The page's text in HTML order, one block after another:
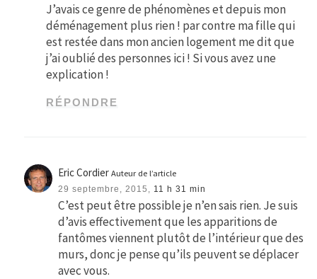
J’avais ce genre de phénomènes et depuis mon
déménagement plus rien ! par contre ma fille qui
est restée dans mon ancien logement me dit que
j’ai oublié des personnes ici ! Si vous avez une
explication !
RÉPONDRE
Eric Cordier Auteur de l’article
29 septembre, 2015, 11 h 31 min
C’est peut être possible je n’en sais rien. Je suis
d’avis effectivement que les apparitions de
fantômes viennent plutôt de l’intérieur que des
murs, donc je pense qu’ils peuvent se déplacer
avec vous.